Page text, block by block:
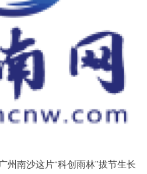
州南沙这片“科创雨林”拔节生长